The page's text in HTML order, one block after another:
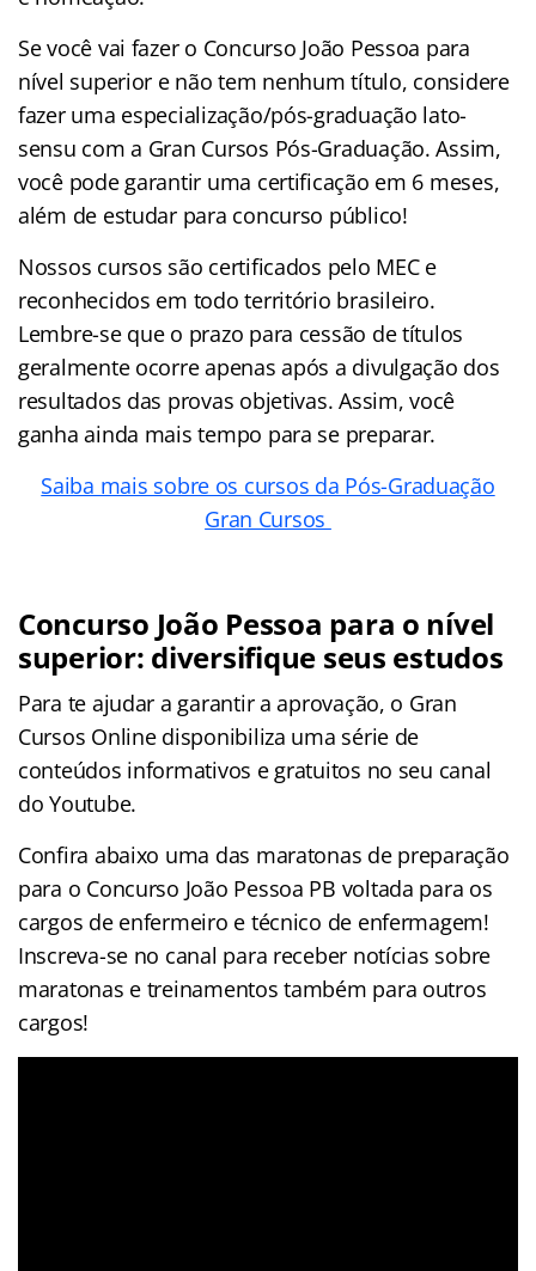
Se você vai fazer o Concurso João Pessoa para
nível superior e não tem nenhum título, considere
fazer uma especialização/pós-graduação lato-
sensu com a Gran Cursos Pós-Graduação. Assim,
você pode garantir uma certificação em 6 meses,
além de estudar para concurso público!
Nossos cursos são certificados pelo MEC e
reconhecidos em todo território brasileiro.
Lembre-se que o prazo para cessão de títulos
geralmente ocorre apenas após a divulgação dos
resultados das provas objetivas. Assim, você
ganha ainda mais tempo para se preparar.
Saiba mais sobre os cursos da Pós-Graduação
Gran Cursos
Concurso João Pessoa para o nível
superior: diversifique seus estudos
Para te ajudar a garantir a aprovação, o Gran
Cursos Online disponibiliza uma série de
conteúdos informativos e gratuitos no seu canal
do Youtube.
Confira abaixo uma das maratonas de preparação
para o Concurso João Pessoa PB voltada para os
cargos de enfermeiro e técnico de enfermagem!
Inscreva-se no canal para receber notícias sobre
maratonas e treinamentos também para outros
cargos!